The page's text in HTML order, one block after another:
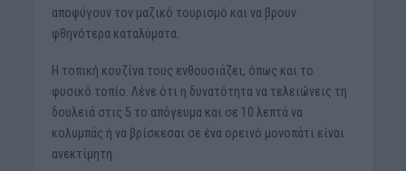
αποφύγουν τον μαζικό τουρισμό και να βρουν
φθηνότερα καταλύματα.
Η τοπική κουζίνα τους ενθουσιάζει, όπως και το
φυσικό τοπίο. Λένε ότι η δυνατότητα να τελειώνεις τη
δουλειά στις 5 το απόγευμα και σε 10 λεπτά να
κολυμπάς ή να βρίσκεσαι σε ένα ορεινό μονοπάτι είναι
ανεκτίμητη.